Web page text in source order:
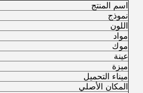
اسم المنتج
نموذج
اللون
مواد
موك
عينة
ميزة
ميناء التحميل
المكان الأصلي